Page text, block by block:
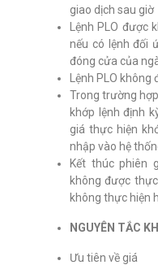
giao dịch sau giờ
Lệnh PLO được
nếu có lệnh đối
đóng cửa của
Lệnh PLO
Trong trường
khớp lệnh định
giá thực hiện
nhập vào hệ
Kết thúc phiên
không được
không thực hiện
NGUYÊN TẮC
Ưu tiên về giá